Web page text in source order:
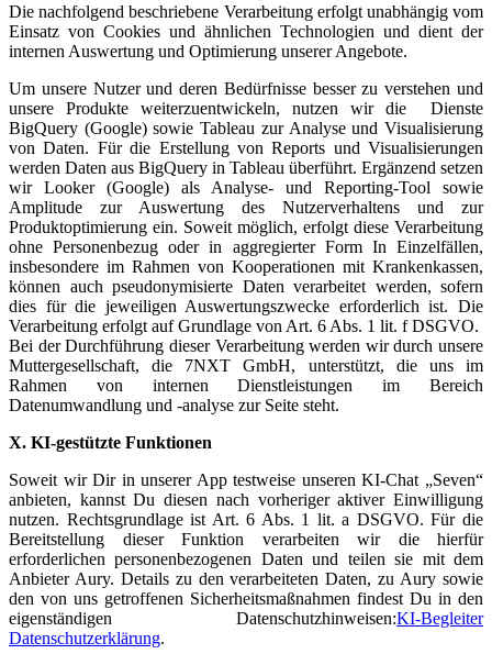
Die nachfolgend beschriebene Verarbeitung erfolgt unabhängig vom
Einsatz von Cookies und ähnlichen Technologien und dient der
internen Auswertung und Optimierung unserer Angebote.
Um unsere Nutzer und deren Bedürfnisse besser zu verstehen und
unsere Produkte weiterzuentwickeln, nutzen wir die Dienste
BigQuery (Google) sowie Tableau zur Analyse und Visualisierung
von Daten. Für die Erstellung von Reports und Visualisierungen
werden Daten aus BigQuery in Tableau überführt. Ergänzend setzen
wir Looker (Google) als Analyse- und Reporting-Tool sowie
Amplitude zur Auswertung des Nutzerverhaltens und zur
Produktoptimierung ein. Soweit möglich, erfolgt diese Verarbeitung
ohne Personenbezug oder in aggregierter Form In Einzelfällen,
insbesondere im Rahmen von Kooperationen mit Krankenkassen,
können auch pseudonymisierte Daten verarbeitet werden, sofern
dies für die jeweiligen Auswertungszwecke erforderlich ist. Die
Verarbeitung erfolgt auf Grundlage von Art. 6 Abs. 1 lit. f DSGVO.
Bei der Durchführung dieser Verarbeitung werden wir durch unsere
Muttergesellschaft, die 7NXT GmbH, unterstützt, die uns im
Rahmen von internen Dienstleistungen im Bereich
Datenumwandlung und -analyse zur Seite steht.
X. KI-gestützte Funktionen
Soweit wir Dir in unserer App testweise unseren KI-Chat „Seven“
anbieten, kannst Du diesen nach vorheriger aktiver Einwilligung
nutzen. Rechtsgrundlage ist Art. 6 Abs. 1 lit. a DSGVO. Für die
Bereitstellung dieser Funktion verarbeiten wir die hierfür
erforderlichen personenbezogenen Daten und teilen sie mit dem
Anbieter Aury. Details zu den verarbeiteten Daten, zu Aury sowie
den von uns getroffenen Sicherheitsmaßnahmen findest Du in den
eigenständigen Datenschutzhinweisen:KI-Begleiter
Datenschutzerklärung.